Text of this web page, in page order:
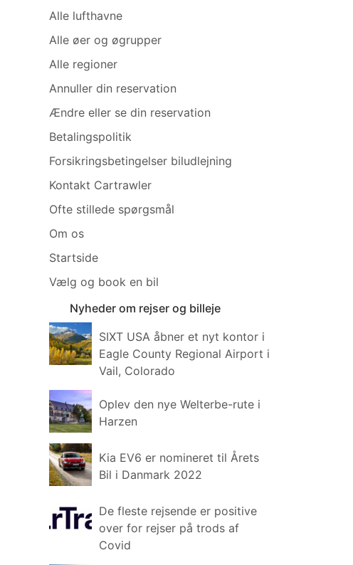
Alle lufthavne
Alle øer og øgrupper
Alle regioner
Annuller din reservation
Ændre eller se din reservation
Betalingspolitik
Forsikringsbetingelser biludlejning
Kontakt Cartrawler
Ofte stillede spørgsmål
Om os
Startside
Vælg og book en bil
Nyheder om rejser og billeje
SIXT USA åbner et nyt kontor i
Eagle County Regional Airport i
Vail, Colorado
Oplev den nye Welterbe-rute i
Harzen
Kia EV6 er nomineret til Årets
Bil i Danmark 2022
De fleste rejsende er positive
over for rejser på trods af
Covid